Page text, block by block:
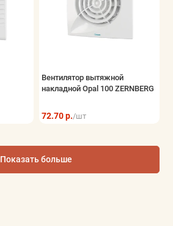
Вентилятор вытяжной
накладной Opal 100 ZERNBERG
72.70 р./шт
Показать больше